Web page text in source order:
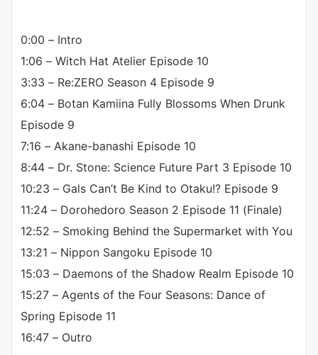
0:00 – Intro
1:06 – Witch Hat Atelier Episode 10
3:33 – Re:ZERO Season 4 Episode 9
6:04 – Botan Kamiina Fully Blossoms When Drunk
Episode 9
7:16 – Akane-banashi Episode 10
8:44 – Dr. Stone: Science Future Part 3 Episode 10
10:23 – Gals Can’t Be Kind to Otaku!? Episode 9
11:24 – Dorohedoro Season 2 Episode 11 (Finale)
12:52 – Smoking Behind the Supermarket with You
13:21 – Nippon Sangoku Episode 10
15:03 – Daemons of the Shadow Realm Episode 10
15:27 – Agents of the Four Seasons: Dance of
Spring Episode 11
16:47 – Outro